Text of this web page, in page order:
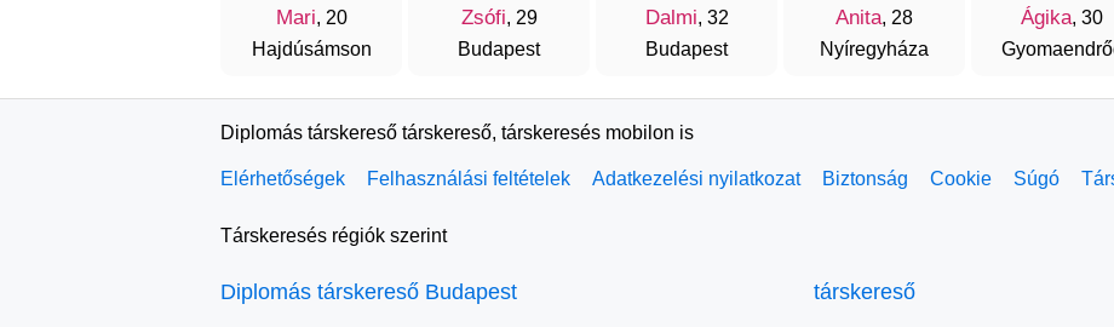
Mari, 20
Hajdúsámson
Zsófi, 29
Budapest
Dalmi, 32
Budapest
Anita, 28
Nyíregyháza
Ágika, 30
Diplomás társkereső társkereső, társkeresés mobilon is
Elérhetőségek Felhasználási feltételek Adatkezelési nyilatkozat Biztonság Cookie Súgó
Társkeresés régiók szerint
Diplomás társkereső Budapest társkereső